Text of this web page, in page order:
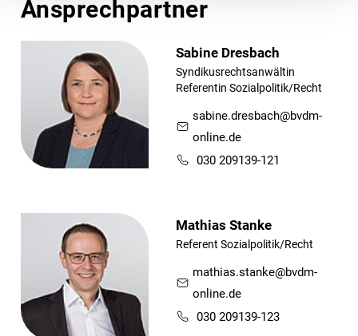
Ansprechpartner
Sabine Dresbach
Syndikusrechtsanwältin
Referentin Sozialpolitik/Recht
sabine.dresbach@bvdm-
online.de
030 209139-121
Mathias Stanke
Referent Sozialpolitik/Recht
mathias.stanke@bvdm-
online.de
030 209139-123